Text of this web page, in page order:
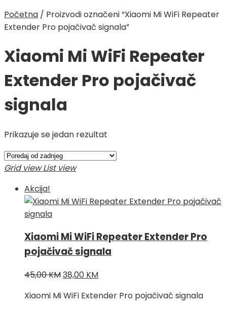
Početna / Proizvodi označeni “Xiaomi Mi WiFi Repeater
Extender Pro pojačivač signala”
Xiaomi Mi WiFi Repeater
Extender Pro pojačivač
signala
Prikazuje se jedan rezultat
Grid view List view
Akcija!
Xiaomi Mi WiFi Repeater Extender Pro
pojačivač signala
45,00KMIzvorna
bila
38,00 KMTrenutna
je:
Xiaomi Mi WiFi Extender Pro pojačivač signala